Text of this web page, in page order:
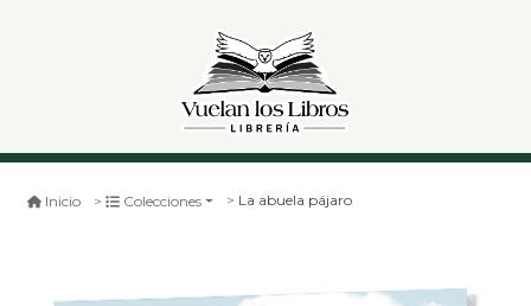
Inicio Colecciones La abuela pájaro